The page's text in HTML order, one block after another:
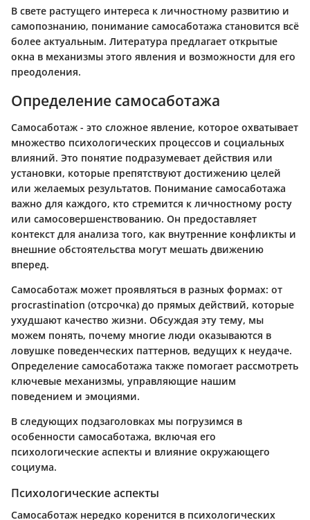
В свете растущего интереса к личностному развитию и
самопознанию, понимание самосаботажа становится всё
более актуальным. Литература предлагает открытые
окна в механизмы этого явления и возможности для его
преодоления.
Определение самосаботажа
Самосаботаж - это сложное явление, которое охватывает
множество психологических процессов и социальных
влияний. Это понятие подразумевает действия или
установки, которые препятствуют достижению целей
или желаемых результатов. Понимание самосаботажа
важно для каждого, кто стремится к личностному росту
или самосовершенствованию. Он предоставляет
контекст для анализа того, как внутренние конфликты и
внешние обстоятельства могут мешать движению
вперед.
Самосаботаж может проявляться в разных формах: от
procrastination (отсрочка) до прямых действий, которые
ухудшают качество жизни. Обсуждая эту тему, мы
можем понять, почему многие люди оказываются в
ловушке поведенческих паттернов, ведущих к неудаче.
Определение самосаботажа также помогает рассмотреть
ключевые механизмы, управляющие нашим
поведением и эмоциями.
В следующих подзаголовках мы погрузимся в
особенности самосаботажа, включая его
психологические аспекты и влияние окружающего
социума.
Психологические аспекты
Самосаботаж нередко коренится в психологических